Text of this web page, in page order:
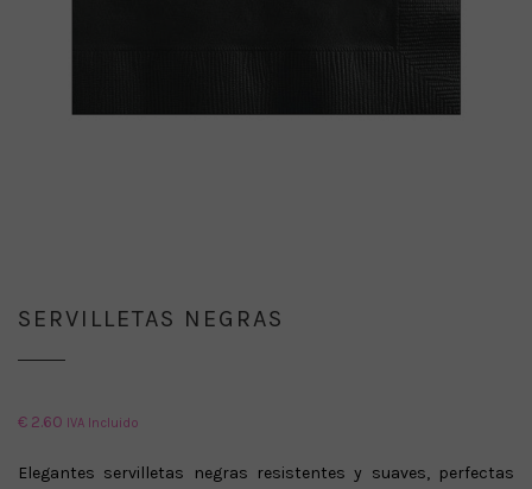
SERVILLETAS NEGRAS
€ 2.60 IVA Incluido
Elegantes servilletas negras resistentes y suaves, perfectas